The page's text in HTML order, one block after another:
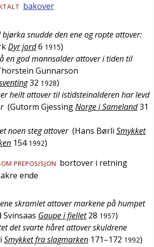
bakover
bjørka snudde den ene og ropte attover:
Dyr jord6 1915)
en god mannsalder attover i tiden til
Gunnarson
32 1928)
heilt attover til istidsteinalderen har levd
(Gutorm GjessingNorge i Sameland31
noen steg attover (Hans Børli Smykket
154 1992)
PREPOSISJON bortover i retning
ende
skramlet attover markene på humpet
Svinsaas Gaupe i fjellet 28 1957)
det svarte håret attover skuldrene
Smykket fra slagmarken 171–172 1992)